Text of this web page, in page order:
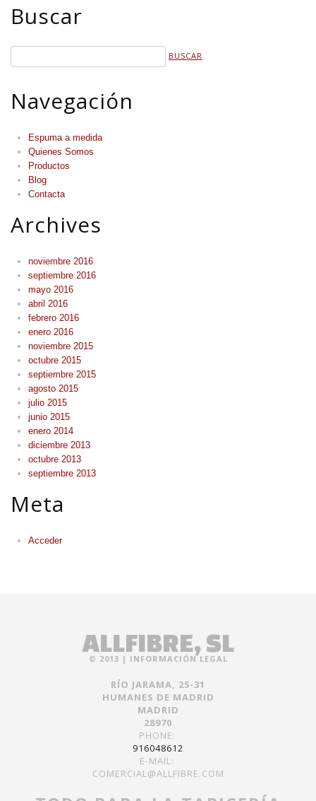
Buscar
Navegación
Espuma a medida
Quienes Somos
Productos
Blog
Contacta
Archives
noviembre 2016
septiembre 2016
mayo 2016
abril 2016
febrero 2016
enero 2016
noviembre 2015
octubre 2015
septiembre 2015
agosto 2015
julio 2015
junio 2015
enero 2014
diciembre 2013
octubre 2013
septiembre 2013
Meta
Acceder
ALLFIBRE, SL
© 2013 | INFORMACIÓN LEGAL
RÍO JARAMA, 25-31
HUMANES DE MADRID
MADRID
28970
PHONE:
916048612
E-MAIL:
COMERCIAL@ALLFIBRE.COM